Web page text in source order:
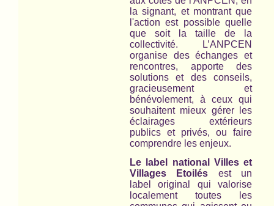
la signant, et montrant que
l'action est possible quelle
que soit la taille de la
collectivité. L’ANPCEN
organise des échanges et
rencontres, apporte des
solutions et des conseils,
gracieusement et
bénévolement, à ceux qui
souhaitent mieux gérer les
éclairages extérieurs
publics et privés, ou faire
comprendre les enjeux.
Le label national Villes et
Villages Etoilés est un
label original qui valorise
localement toutes les